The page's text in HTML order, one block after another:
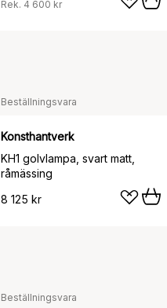
Rek. 4 600 kr
Beställningsvara
Konsthantverk
KH1 golvlampa, svart matt,
råmässing
8 125 kr
Beställningsvara